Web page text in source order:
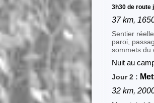
3h30 de route
37 km,
Sentier
paroi,
sommets du
Nuit au
Jour 2 :
32 km,